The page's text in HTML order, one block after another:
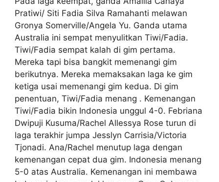
Pratiwi/ Siti Fadia Silva Ramahanti melawan
Gronya Somerville/Angela Yu. Ganda utama
Australia ini sempat menyulitkan Tiwi/Fadia.
Tiwi/Fadia sempat kalah di gim pertama.
Mereka tapi bisa bangkit memenangi gim
berikutnya. Mereka memaksakan laga ke gim
ketiga usai memenangi gim kedua. Di gim
penentuan, Tiwi/Fadia menang . Kemenangan
Tiwi/Fadia bikin Indonesia unggul 4-0. Febriana
Dwipuji Kusuma/Rachel Allessya Rose turun di
laga terakhir jumpa Jesslyn Carrisia/Victoria
Tjonadi. Ana/Rachel menutup laga dengan
kemenangan cepat dua gim. Indonesia menang
5-0 atas Australia. Kemenangan ini membawa